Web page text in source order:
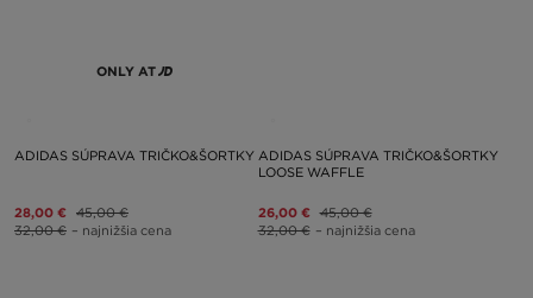
ONLY AT
ADIDAS SÚPRAVA TRIČKO&ŠORTKY
28,00 € 45,00 €
32,00 € – najnižšia cena
ADIDAS SÚPRAVA TRIČKO&ŠORTKY
LOOSE WAFFLE
26,00 € 45,00 €
32,00 € – najnižšia cena